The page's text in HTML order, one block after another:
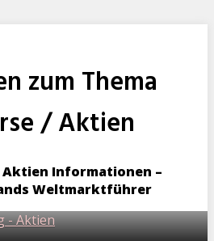
zum Thema
/ Aktien
Informationen –
Weltmarktführer
- Aktien